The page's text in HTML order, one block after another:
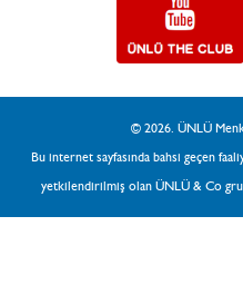
© 2026. ÜNLÜ
Bu internet sayfasında bahsi geçen
yetkilendirilmiş olan ÜNLÜ & Co